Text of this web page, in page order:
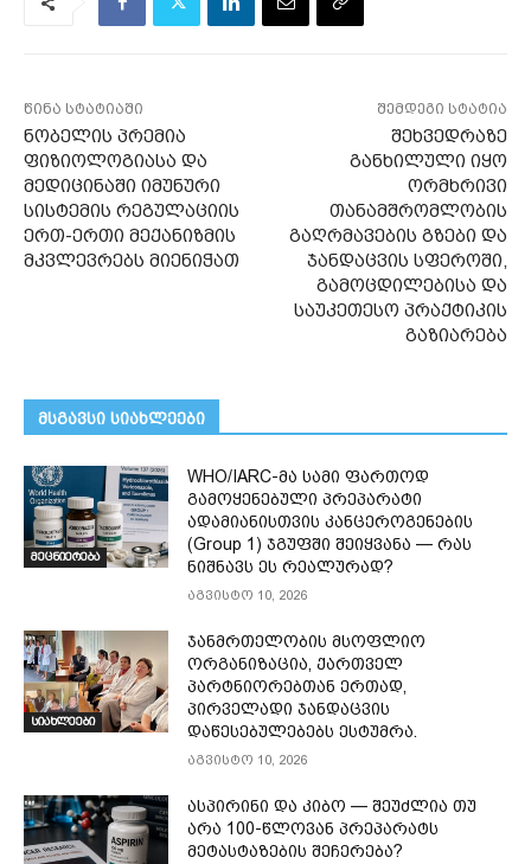
წინა სტატიაში
ნობელის პრემია
ფიზიოლოგიასა და
მედიცინაში იმუნური
სისტემის რეგულაციის
ერთ-ერთი მექანიზმის
მკვლევრებს მიენიჭათ
შემდეგი სტატია
შეხვედრაზე
განხილული იყო
ორმხრივი
თანამშრომლობის
გაღრმავების გზები და
ჯანდაცვის სფეროში,
გამოცდილებისა და
საუკეთესო პრაქტიკის
გაზიარება
მსგავსი სიახლეები
მეცნიერება
WHO/IARC-მა სამი ფართოდ
გამოყენებული პრეპარატი
ადამიანისთვის კანცეროგენების
(Group 1) ჯგუფში შეიყვანა — რას
ნიშნავს ეს რეალურად?
აგვისტო 10, 2026
სიახლეები
ჯანმრთელობის მსოფლიო
ორგანიზაცია, ქართველ
პარტნიორებთან ერთად,
პირველადი ჯანდაცვის
დაწესებულებებს ესტუმრა.
აგვისტო 10, 2026
ასპირინი და კიბო — შეუძლია თუ
არა 100-წლოვან პრეპარატს
მეტასტაზების შეჩერება?